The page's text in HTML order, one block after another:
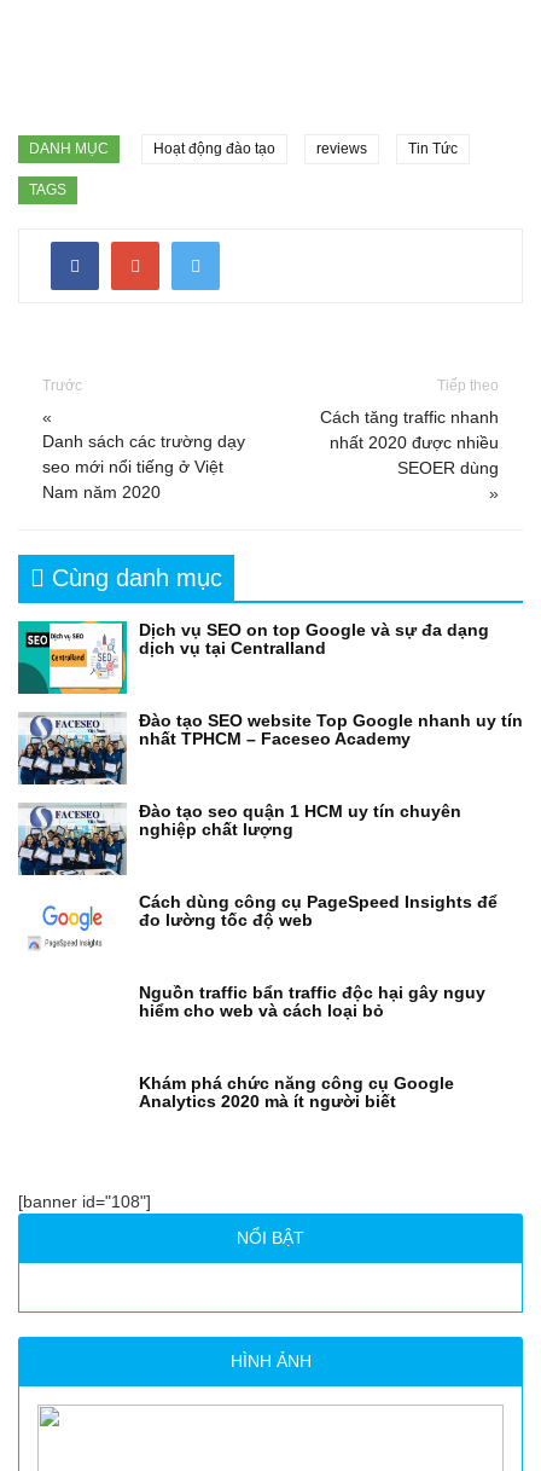
DANH MỤC Hoạt động đào tạo reviews Tin Tức
TAGS
Trước
«
Danh sách các trường dạy
seo mới nổi tiếng ở Việt
Nam năm 2020
Tiếp theo
Cách tăng traffic nhanh
nhất 2020 được nhiều
SEOER dùng
»
Cùng danh mục
Dịch vụ SEO on top Google và sự đa dạng
dịch vụ tại Centralland
Đào tạo SEO website Top Google nhanh uy tín
nhất TPHCM – Faceseo Academy
Đào tạo seo quận 1 HCM uy tín chuyên
nghiệp chất lượng
Cách dùng công cụ PageSpeed Insights để
đo lường tốc độ web
Nguồn traffic bẩn traffic độc hại gây nguy
hiểm cho web và cách loại bỏ
Khám phá chức năng công cụ Google
Analytics 2020 mà ít người biết
[banner id="108"]
NỔI BẬT
HÌNH ẢNH